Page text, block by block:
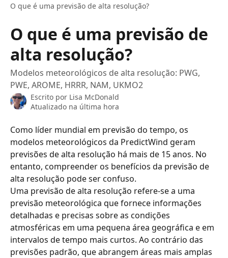
O que é uma previsão de alta resolução?
O que é uma previsão de
alta resolução?
Modelos meteorológicos de alta resolução: PWG,
PWE, AROME, HRRR, NAM, UKMO2
Escrito por Lisa McDonald
Atualizado na última hora
Como líder mundial em previsão do tempo, os
modelos meteorológicos da PredictWind geram
previsões de alta resolução há mais de 15 anos. No
entanto, compreender os benefícios da previsão de
alta resolução pode ser confuso.
Uma previsão de alta resolução refere-se a uma
previsão meteorológica que fornece informações
detalhadas e precisas sobre as condições
atmosféricas em uma pequena área geográfica e em
intervalos de tempo mais curtos. Ao contrário das
previsões padrão, que abrangem áreas mais amplas